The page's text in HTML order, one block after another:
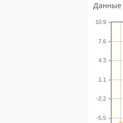
Данные
-5.5
-2.2
1.1
4.3
7.6
10.9